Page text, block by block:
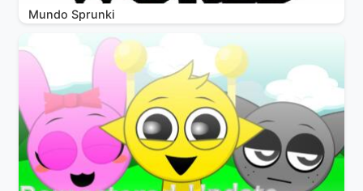
Mundo Sprunki